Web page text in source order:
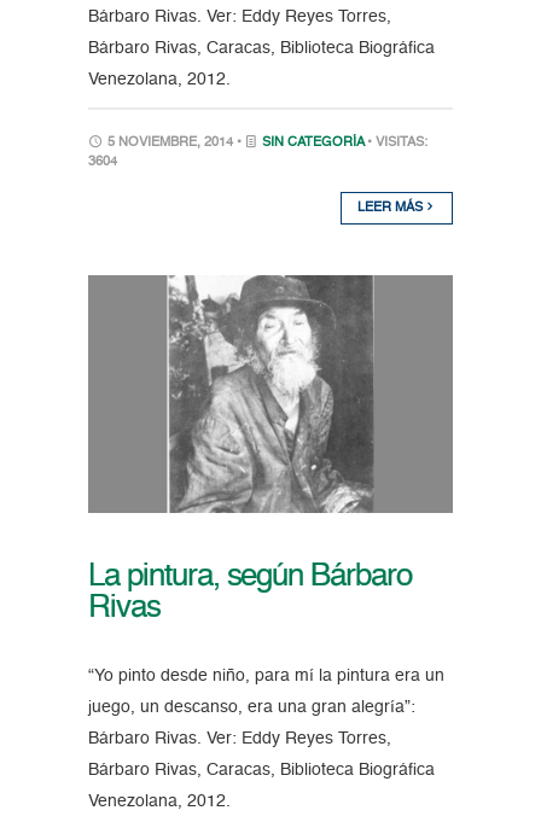
Bárbaro Rivas. Ver: Eddy Reyes Torres,
Bárbaro Rivas, Caracas, Biblioteca Biográfica
Venezolana, 2012.
5 NOVIEMBRE, 2014 • SIN CATEGORÍA • VISITAS:
3604
LEER MÁS
La pintura, según Bárbaro
Rivas
“Yo pinto desde niño, para mí la pintura era un
juego, un descanso, era una gran alegría”:
Bárbaro Rivas. Ver: Eddy Reyes Torres,
Bárbaro Rivas, Caracas, Biblioteca Biográfica
Venezolana, 2012.